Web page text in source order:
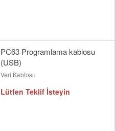
PC63 Programlama kablosu
(USB)
Veri Kablosu
Lütfen Teklif İsteyin